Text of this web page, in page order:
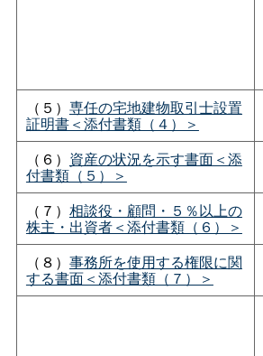
（５） 専任の宅地建物取引士設置
証明書＜添付書類（４）＞
（６） 資産の状況を示す書面＜添
付書類（５）＞
（７） 相談役・顧問・５％以上の
株主・出資者＜添付書類（６）＞
（８） 事務所を使用する権限に関
する書面＜添付書類（７）＞